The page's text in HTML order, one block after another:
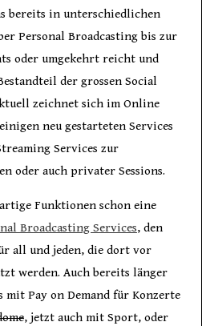
bereits in unterschiedlichen
Personal Broadcasting bis zur
oder umgekehrt reicht und
der grossen Social
zeichnet sich im Online
neu gestarteten Services
Services zur
oder auch privater Sessions.
Funktionen schon eine
Broadcasting Services, den
all und jeden, die dort vor
werden. Auch bereits länger
mit Pay on Demand für Konzerte
, jetzt auch mit Sport, oder